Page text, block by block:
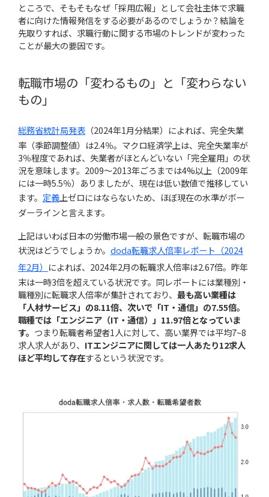
ところで、そもそもなぜ「採用広報」として会社主体で求職
者に向けた情報発信をする必要があるのでしょうか？結論を
先取りすれば、求職行動に関する市場のトレンドが変わった
ことが最大の要因です。
転職市場の「変わるもの」と「変わらない
もの」
総務省統計局発表（2024年1月分結果）によれば、完全失業
率（季節調整値）は2.4％。マクロ経済学上は、完全失業率が
3％程度であれば、失業者がほとんどいない「完全雇用」の状
況を意味します。2009〜2013年ごろまでは4%以上（2009年
には一時5.5％）ありましたが、現在は低い数値で推移してい
ます。 定義上ゼロにはならないため、ほぼ現在の水準がボー
ダーラインと言えます。
上記はいわば日本の労働市場一般の景色ですが、転職市場の
状況はどうでしょうか。 doda転職求人倍率レポート（2024
年2月） によれば、2024年2月の転職求人倍率は2.67倍。昨年
末は一時3倍を超えている状況です。同レポートには業種別・
職種別に転職求人倍率が集計されており、 最も高い業種は
「人材サービス」の8.11倍、次いで「IT・通信」の7.55倍。
職種では「エンジニア（IT・通信）」11.97倍となっていま
す。 つまり転職者希望者1人に対して、高い業界では平均7~8
求人求人があり、 ITエンジニアに関しては一人あたり12求人
ほど平均して存在するという状況です。